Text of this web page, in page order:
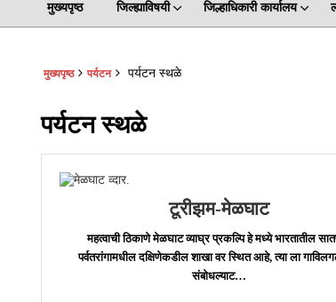
मुख्यपृष्ठ जिल्ह्याविषयी जिल्हाधिकारी कार्यालय
मुख्यपृष्ठ पर्यटन पर्यटन स्थळे
पर्यटन स्थळे
टूरीझम-मेळघाट
महत्वाची ठिकाणे मेळघाट व्याघ्र प्रकल्पि हे मध्ये भारतातील
पर्वतरांगामधील दक्षिणेकडील शाखा वर स्थित आहे, त्या ला
संबोधल्याट…